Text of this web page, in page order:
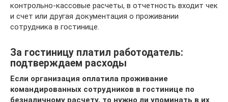
контрольно-кассовые расчеты, в отчетность входит чек
и счет или другая документация о проживании
сотрудника в гостинице.
За гостиницу платил работодатель:
подтверждаем расходы
Если организация оплатила проживание
командированных сотрудников в гостинице по
безналичному расчету, то нужно ли упоминать в их